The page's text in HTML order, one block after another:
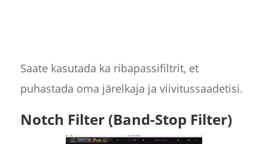
Saate kasutada ka ribapassifiltrit, et
puhastada oma järelkaja ja viivitussaadetisi.
Notch Filter (Band-Stop Filter)